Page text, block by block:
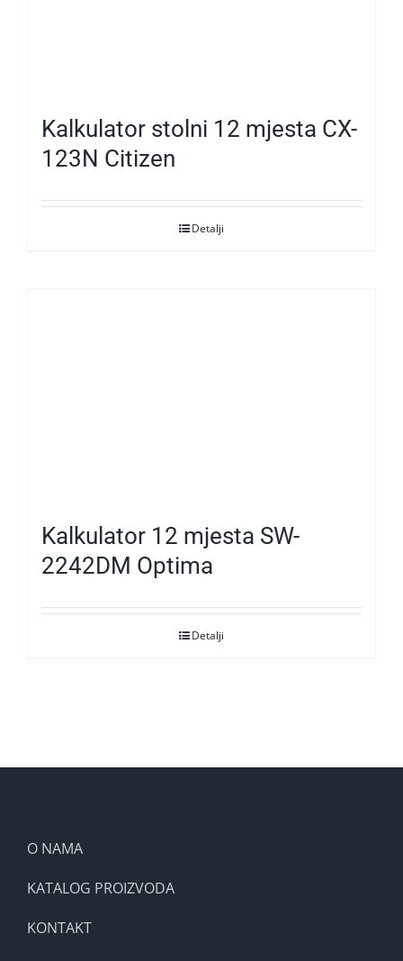
Kalkulator stolni 12 mjesta CX-
123N Citizen
Detalji
Kalkulator 12 mjesta SW-
2242DM Optima
Detalji
O NAMA
KATALOG PROIZVODA
KONTAKT